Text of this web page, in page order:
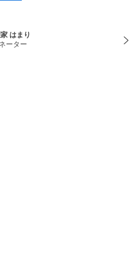
はまり
ーター